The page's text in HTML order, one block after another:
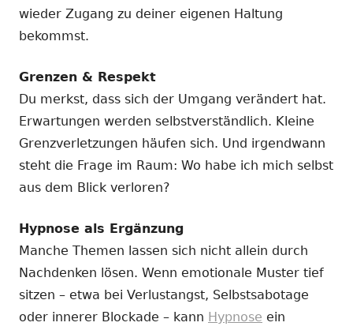
wieder Zugang zu deiner eigenen Haltung
bekommst.
Grenzen & Respekt
Du merkst, dass sich der Umgang verändert hat.
Erwartungen werden selbstverständlich. Kleine
Grenzverletzungen häufen sich. Und irgendwann
steht die Frage im Raum: Wo habe ich mich selbst
aus dem Blick verloren?
Hypnose als Ergänzung
Manche Themen lassen sich nicht allein durch
Nachdenken lösen. Wenn emotionale Muster tief
sitzen – etwa bei Verlustangst, Selbstsabotage
oder innerer Blockade – kann Hypnose ein